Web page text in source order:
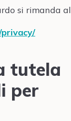
si rimanda
tutela
per